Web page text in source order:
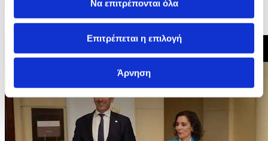
Να επιτρέπονται όλα
Επιτρέπεται η επιλογή
Άρνηση
Υπ. Εσωτερικών - 3ο Ευρωμεσογειακό Εργαστήρι
Υψηλού Επιπέδου για τους Κινδύνους από τις...